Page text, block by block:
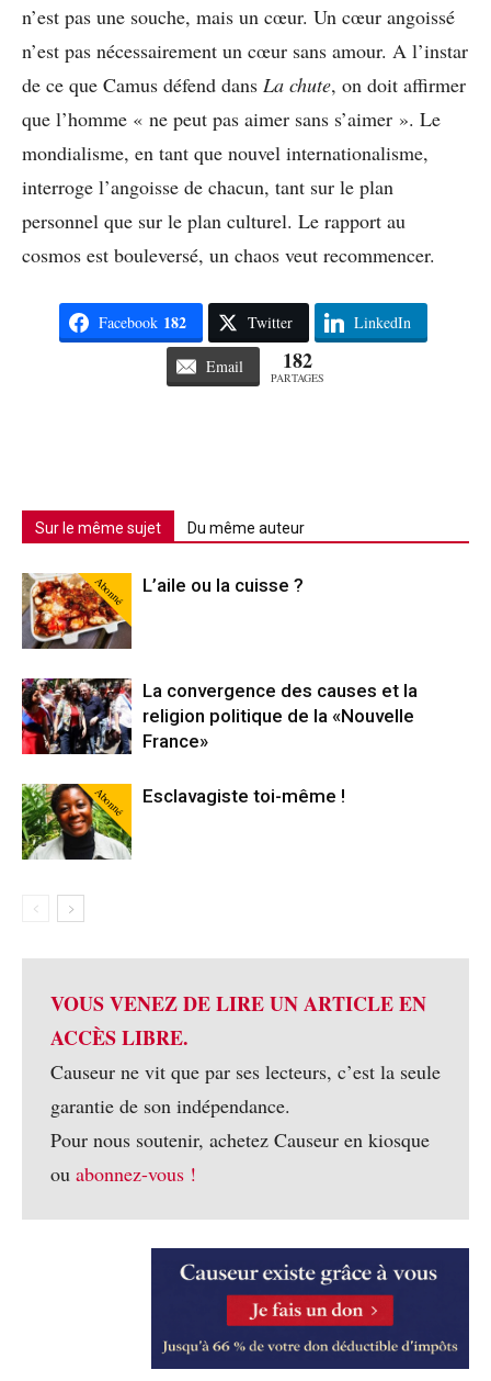
n’est pas une souche, mais un cœur. Un cœur angoissé
n’est pas nécessairement un cœur sans amour. A l’instar
de ce que Camus défend dans La chute, on doit affirmer
que l’homme « ne peut pas aimer sans s’aimer ». Le
mondialisme, en tant que nouvel internationalisme,
interroge l’angoisse de chacun, tant sur le plan
personnel que sur le plan culturel. Le rapport au
cosmos est bouleversé, un chaos veut recommencer.
Facebook 182 Twitter LinkedIn
Email 182
PARTAGES
Sur le même sujet Du même auteur
Abonné L’aile ou la cuisse ?
La convergence des causes et la
religion politique de la «Nouvelle
France»
Abonné Esclavagiste toi-même !
VOUS VENEZ DE LIRE UN ARTICLE EN
ACCÈS LIBRE.
Causeur ne vit que par ses lecteurs, c’est la seule
garantie de son indépendance.
Pour nous soutenir, achetez Causeur en kiosque
ou abonnez-vous !